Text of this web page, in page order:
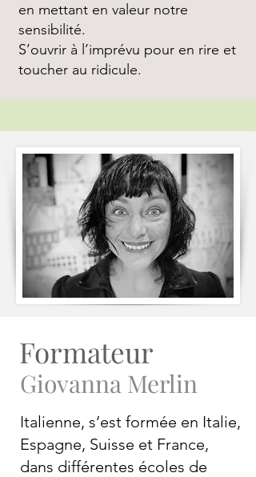
en mettant en valeur notre
sensibilité.
S’ouvrir à l’imprévu pour en rire et
toucher au ridicule.
Formateur
Giovanna Merlin
Italienne, s’est formée en Italie,
Espagne, Suisse et France,
dans différentes écoles de